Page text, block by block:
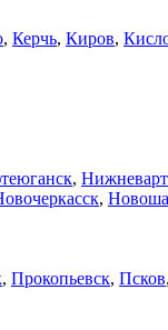
, Керчь, Киров,
,
,
, Прокопьевск, Псков,